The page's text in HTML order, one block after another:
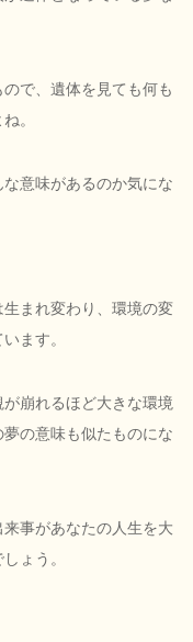
で、遺体を見ても何も
。
意味があるのか気にな
まれ変わり、環境の変
ます。
崩れるほど大きな環境
の意味も似たものにな
事があなたの人生を大
ょう。